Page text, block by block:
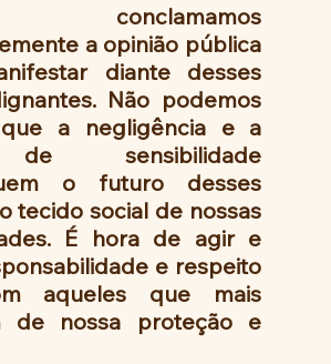
conclamamos
a opinião pública
diante desses
Não podemos
a negligência e a
sensibilidade
o futuro desses
tecido social de nossas
É hora de agir e
e respeito
aqueles que mais
de nossa proteção e